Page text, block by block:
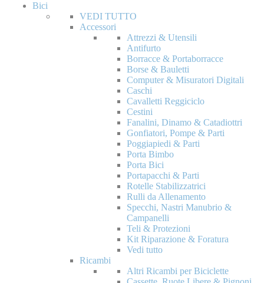
Bici
VEDI TUTTO
Accessori
Attrezzi & Utensili
Antifurto
Borracce & Portaborracce
Borse & Bauletti
Computer & Misuratori Digitali
Caschi
Cavalletti Reggiciclo
Cestini
Fanalini, Dinamo & Catadiottri
Gonfiatori, Pompe & Parti
Poggiapiedi & Parti
Porta Bimbo
Porta Bici
Portapacchi & Parti
Rotelle Stabilizzatrici
Rulli da Allenamento
Specchi, Nastri Manubrio &
Campanelli
Teli & Protezioni
Kit Riparazione & Foratura
Vedi tutto
Ricambi
Altri Ricambi per Biciclette